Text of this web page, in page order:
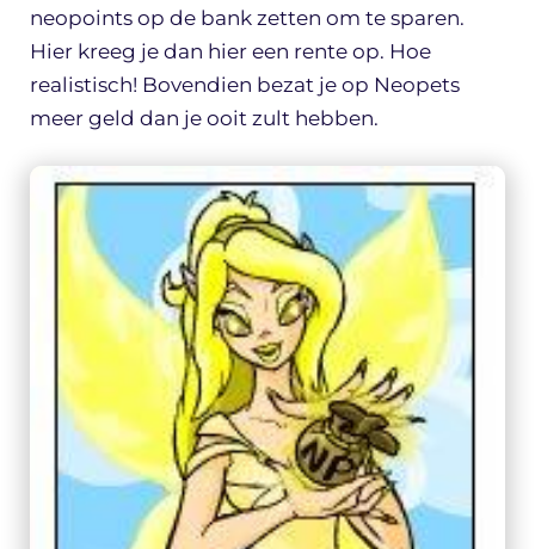
neopoints op de bank zetten om te sparen.
Hier kreeg je dan hier een rente op. Hoe
realistisch! Bovendien bezat je op Neopets
meer geld dan je ooit zult hebben.